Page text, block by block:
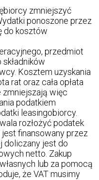
zmniejszyć
ponoszone przez
do kosztów
przedmiot
Kosztem uzyskania
rat oraz cała opłata
zmniejszają więc
podatkiem
leasingobiorcy.
rozłożyć podatek
jest finansowany przez
doliczany jest do
netto. Zakup
lub za pomocą
że VAT musimy